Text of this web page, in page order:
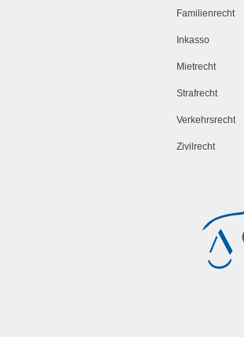
Familienrecht
Inkasso
Mietrecht
Strafrecht
Verkehrsrecht
Zivilrecht